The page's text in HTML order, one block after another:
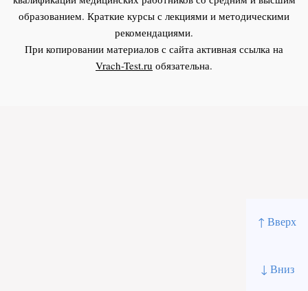
↑ Вверх
↓ Вниз
образованием. Краткие курсы с лекциями и методическими
рекомендациями.
При копировании материалов с сайта активная ссылка на
Vrach-Test.ru обязательна.